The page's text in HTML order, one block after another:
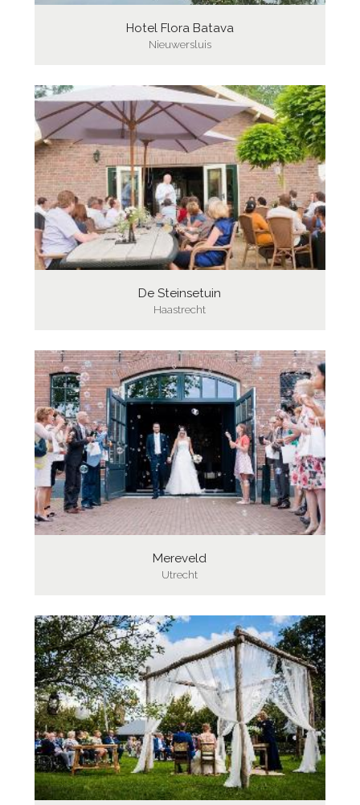
Hotel Flora Batava
Nieuwersluis
De Steinsetuin
Haastrecht
Mereveld
Utrecht